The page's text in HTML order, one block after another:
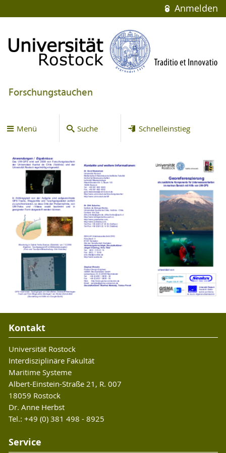
Anmelden
Forschungstauchen
Menü Suche Schnelleinstieg
Kontakt
Universität Rostock
Interdisziplinäre Fakultät
Maritime Systeme
Albert-Einstein-Straße 21, R. 007
18059 Rostock
Dr. Anne Herbst
Tel.: +49 (0) 381 498 - 8925
Service